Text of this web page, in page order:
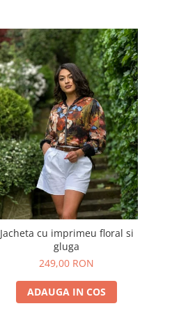
Jacheta cu imprimeu floral si
gluga
249,00 RON
ADAUGA IN COS